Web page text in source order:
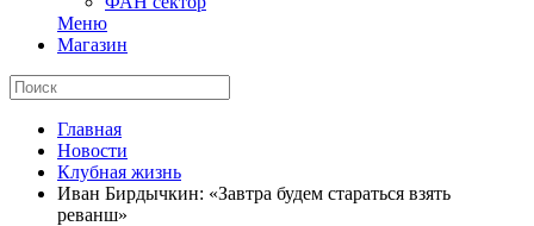
Меню
Магазин
Главная
Новости
Клубная жизнь
Иван Бирдычкин: «Завтра будем стараться взять
реванш»